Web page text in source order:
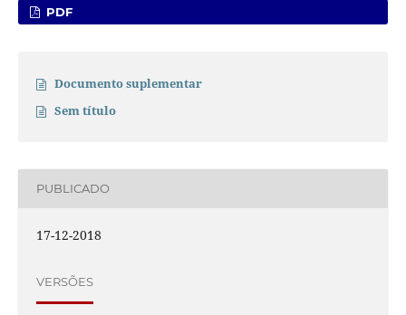
PDF
Documento suplementar
Sem título
PUBLICADO
17-12-2018
VERSÕES